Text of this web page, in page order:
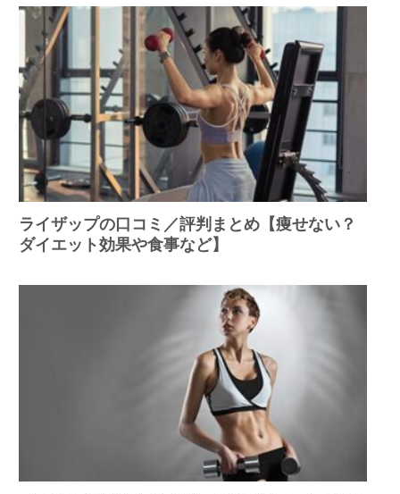
ライザップの口コミ／評判まとめ【痩せない？
ダイエット効果や食事など】